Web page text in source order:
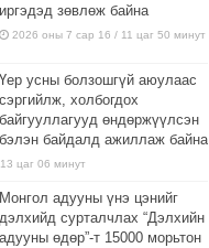
иргэдэд зөвлөж байна
2026 оны 7 сар 16 / 11 цаг 50 минут
Үер усны болзошгүй аюулаас
сэргийлж, холбогдох
байгууллагууд өндөржүүлсэн
бэлэн байдалд ажиллаж байна
цаг 06 минут
Монгол адууны үнэ цэнийг
дэлхийд сурталчлах “Дэлхийн
адууны өдөр”-т 15000 морьтон